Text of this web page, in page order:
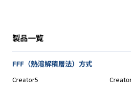
製品一覧
FFF（熱溶解積層法）方式
Creator5